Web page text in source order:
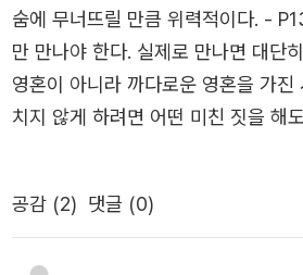
숨에 무너뜨릴 만큼 위력적이다. -
만 만나야 한다. 실제로 만나면 대단
영혼이 아니라 까다로운 영혼을 가진
치지 않게 하려면 어떤 미친 짓을 해
공감 (2) 댓글 (0)